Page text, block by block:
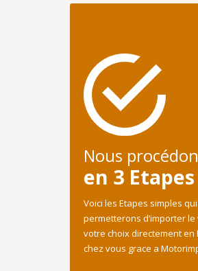
Nous
en 3 Etapes
Voici les Etapes simples
permetterons d’importer
votre choix directement en
chez vous grace a